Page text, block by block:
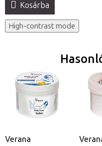
Kosárba
High-contrast mode
Verana